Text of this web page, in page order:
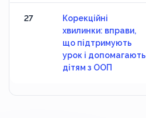
27
Корекційні
хвилинки: вправи,
що підтримують
урок і допомагають
дітям з ООП